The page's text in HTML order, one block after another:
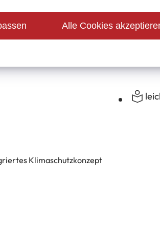
Alle Cookies
Klimaschutzkonzept